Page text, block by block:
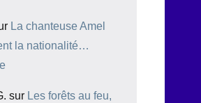
La chanteuse Amel
la nationalité…
sur Les forêts au feu,